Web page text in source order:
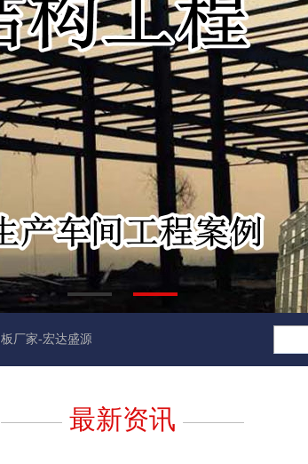
家-宏达盛源钢结构有限公司官方网站正式上线
最新资讯